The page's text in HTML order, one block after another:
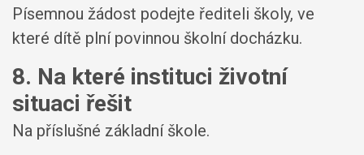
Písemnou žádost podejte řediteli školy, ve
které dítě plní povinnou školní docházku.
8. Na které instituci životní
situaci řešit
Na příslušné základní škole.